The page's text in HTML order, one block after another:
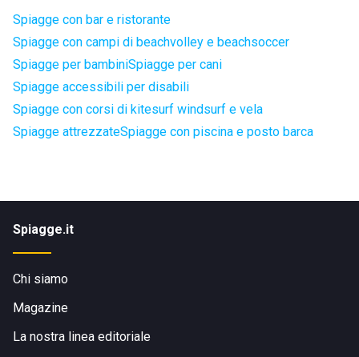
Spiagge con bar e ristorante
Spiagge con campi di beachvolley e beachsoccer
Spiagge per bambiniSpiagge per cani
Spiagge accessibili per disabili
Spiagge con corsi di kitesurf windsurf e vela
Spiagge attrezzateSpiagge con piscina e posto barca
Spiagge.it
Chi siamo
Magazine
La nostra linea editoriale